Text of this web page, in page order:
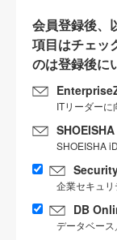
会員登録後、
項目はチェッ
のは登録後に
ITリーダーに
SHOEISHA
企業セキュ
DB
データベー